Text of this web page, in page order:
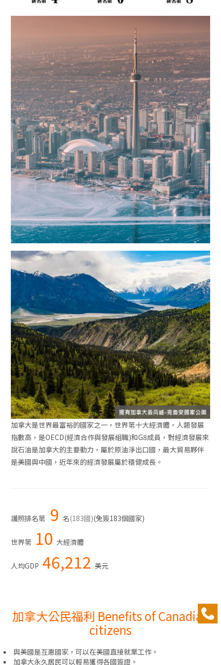
加拿大是世界最富裕的國家之一，世界第十大經濟體，人類發展
指數高，是OECD(經濟合作與發展組職)和G8成員，對經濟發展來
說石油是加拿大的主要動力，屬於原油淨出口國，最大貿易夥伴
是美國與中國，近年來的經濟發展屬於穩健成長。
護照排名第 9 名(183國)(免簽183個國家)
世界第 10 大經濟體
人均GDP 46,212 美元
加拿大公民福利 Benefits of Canadian
citizens
與美國是互惠國家，可以在美國直接就業工作。
加拿大永久居民可以輕易獲得各國簽證。